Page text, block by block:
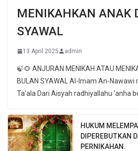
MENIKAHKAN ANAK
SYAWAL
13 April 2025 admin
🍃🌻 ANJURAN MENIKAH ATAU
BULAN SYAWAL Al-Imam An-
HUKUM
DIPEREBUTKAN
PERNIKAHAN.